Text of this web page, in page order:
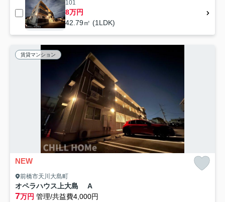
101
8万円
42.79㎡ (1LDK)
賃貸マンション
NEW
前橋市天川大島町
オペラハウス上大島 A
7万円 管理/共益費4,000円